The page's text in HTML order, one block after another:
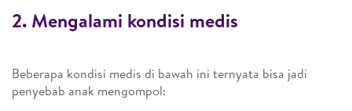
2. Mengalami kondisi medis
Beberapa kondisi medis di bawah ini ternyata bisa jadi
penyebab anak mengompol: